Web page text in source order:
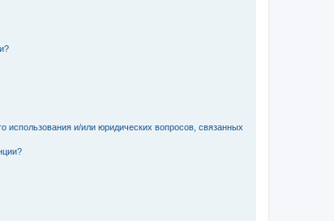
использования и/или юридических вопросов, связанных